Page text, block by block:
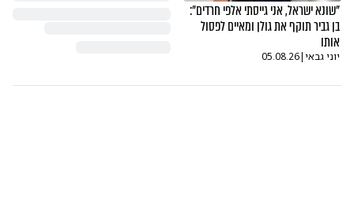
"שונא ישראל, אני גייסתי אלפי חרדים":
בן גביר תוקף את גולן ומאיים לפסול
אותו
יוני גבאי|
05.08.26